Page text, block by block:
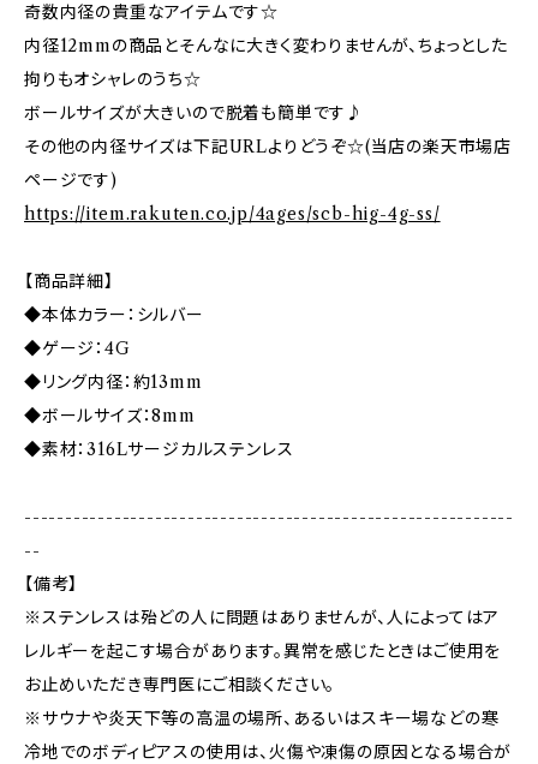
奇数内径の貴重なアイテムです☆
内径12mmの商品とそんなに大きく変わりませんが、ちょっとした
拘りもオシャレのうち☆
ボールサイズが大きいので脱着も簡単です♪
その他の内径サイズは下記URLよりどうぞ☆(当店の楽天市場店
ページです)
https://item.rakuten.co.jp/4ages/scb-hig-4g-ss/
【商品詳細】
◆本体カラー：シルバー
◆ゲージ：4G
◆リング内径：約13mm
◆ボールサイズ：8mm
◆素材：316Lサージカルステンレス
------------------------------------------------------------
--
【備考】
※ステンレスは殆どの人に問題はありませんが、人によってはア
レルギーを起こす場合があります。異常を感じたときはご使用を
お止めいただき専門医にご相談ください。
※サウナや炎天下等の高温の場所、あるいはスキー場などの寒
冷地でのボディピアスの使用は、火傷や凍傷の原因となる場合が